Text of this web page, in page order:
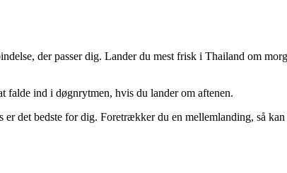
der passer dig. Lander du mest frisk i Thailand om
falde ind i døgnrytmen, hvis du lander om aftenen.
det bedste for dig. Foretrækker du en mellemlanding, så